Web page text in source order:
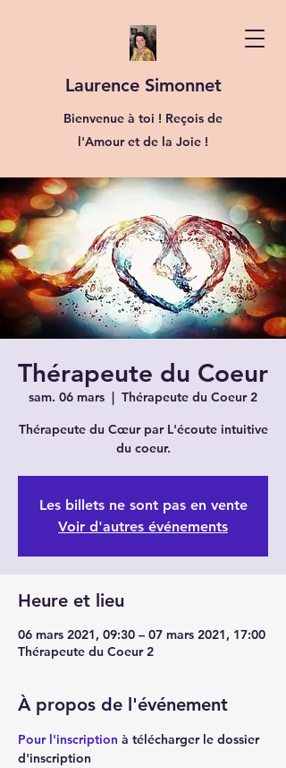
Laurence Simonnet
Bienvenue à toi ! Reçois de
l'Amour et de la Joie !
Thérapeute du Coeur
sam. 06 mars
  |
Thérapeute du Coeur 2
Thérapeute du Cœur par L'écoute intuitive
du coeur.
Les billets ne sont pas en vente
Voir d'autres événements
Heure et lieu
06 mars 2021, 09:30 – 07 mars 2021, 17:00
Thérapeute du Coeur 2
À propos de l'événement
Pour l'inscription à télécharger le dossier
d'inscription